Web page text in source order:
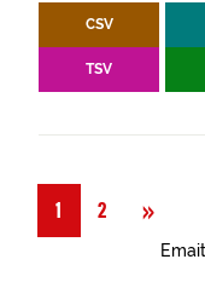
CSV
TSV
1 2 »